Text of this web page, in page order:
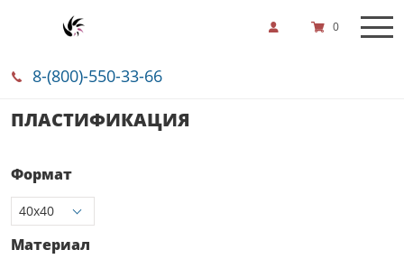
8-(800)-550-33-66
0
ПЛАСТИФИКАЦИЯ
Формат
Материал